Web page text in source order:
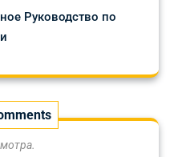
Руководство по